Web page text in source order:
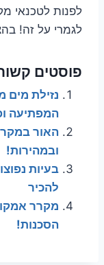
לפנות לטכנאי
לגמרי על זה!
פוסטים
נזילת מים
המפתיעה
האור
ובמהירות!
להכיר
מקרר
הסכנות!